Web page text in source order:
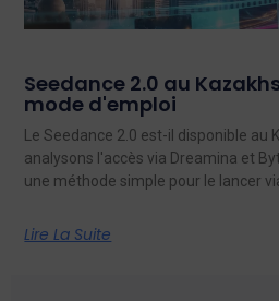
Seedance 2.0 au
mode d'emploi
Le Seedance 2.0 est-il disponible au
analysons l'accès via Dreamina et
une méthode simple pour le lancer
Lire La Suite